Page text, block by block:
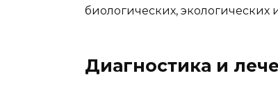
биологических, экологических
Диагностика и